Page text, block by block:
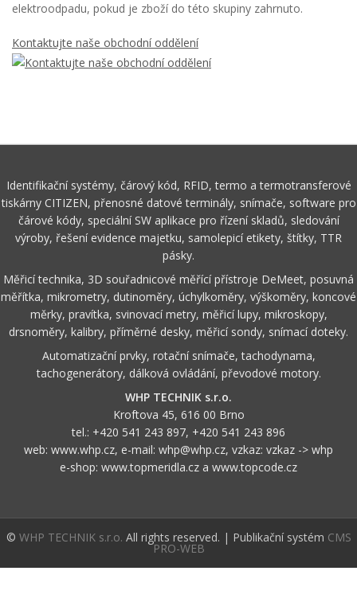
elektroodpadu, pokud je zboží do této skupiny zahrnuto.
Kontaktujte naše obchodní oddělení
Identifikační systémy, čárový kód, RFID, termo a termotransferové
tiskárny CITIZEN, přenosné datové terminály, snímače, software pro
čárové kódy, speciální SW aplikace pro řízení skladů, sledování
výroby, řešení evidence majetku, samolepicí etikety, štítky, TTR
pásky.
Měřicí technika, 3D souřadnicové měřící přístroje DeMeet, posuvná
měřítka, mikrometry, dutinoměry, úchylkoměry, výškoměry, koncové
měrky, pravítka, svinovací metry, měřicí lupy, mikroskopy,
drsnoměry, kalibry, příměrné desky, měřicí sondy, snímací doteky.
Automatizační prvky, rotační snímače, tachodynama,
tachogenerátory, dálková ovládání, převodové motory.
WHP TECHNIK s.r.o.
Kroftova 45, 616 00 Brno
tel.: +420 541 243 897, +420 541 243 896
web: www.whp.cz, e-mail: whp@whp.cz, vzkaz: vzkaz -> whp
e-shop: www.topmeridla.cz a www.topcode.cz
© WHP TECHNIK s.r.o. All rights reserved. | Publikační systém CMS
PRO-WEB